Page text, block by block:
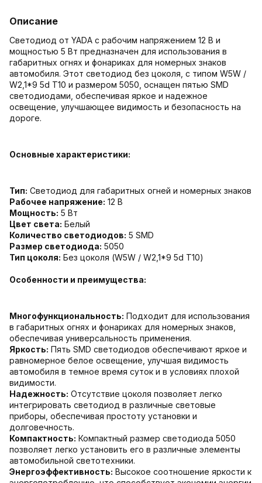
Описание
Светодиод от YADA с рабочим напряжением 12 В и
мощностью 5 Вт предназначен для использования в
габаритных огнях и фонариках для номерных знаков
автомобиля. Этот светодиод без цоколя, с типом W5W /
W2,1*9 5d T10 и размером 5050, оснащен пятью SMD
светодиодами, обеспечивая яркое и надежное
освещение, улучшающее видимость и безопасность на
дороге.
Основные характеристики:
Тип: Светодиод для габаритных огней и номерных знаков
Рабочее напряжение: 12 В
Мощность: 5 Вт
Цвет света: Белый
Количество светодиодов: 5 SMD
Размер светодиода: 5050
Тип цоколя: Без цоколя (W5W / W2,1*9 5d T10)
Особенности и преимущества:
Многофункциональность: Подходит для использования
в габаритных огнях и фонариках для номерных знаков,
обеспечивая универсальность применения.
Яркость: Пять SMD светодиодов обеспечивают яркое и
равномерное белое освещение, улучшая видимость
автомобиля в темное время суток и в условиях плохой
видимости.
Надежность: Отсутствие цоколя позволяет легко
интегрировать светодиод в различные световые
приборы, обеспечивая простоту установки и
долговечность.
Компактность: Компактный размер светодиода 5050
позволяет легко установить его в различные элементы
автомобильной светотехники.
Энергоэффективность: Высокое соотношение яркости к